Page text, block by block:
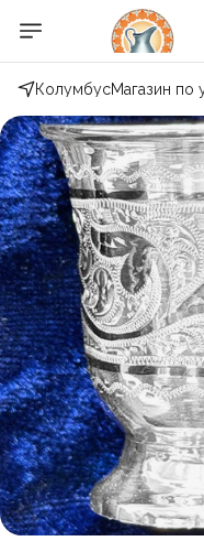
КолумбусМагазин по